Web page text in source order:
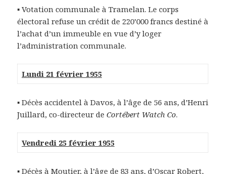
▪ Votation communale à Tramelan. Le corps
électoral refuse un crédit de 220’000 francs destiné à
l’achat d’un immeuble en vue d’y loger
l’administration communale.
Lundi 21 février 1955
▪ Décès accidentel à Davos, à l’âge de 56 ans, d’Henri
Juillard, co-directeur deCortébert Watch Co.
Vendredi 25 février 1955
▪ Décès à Moutier, à l’âge de 83 ans, d’Oscar Robert,